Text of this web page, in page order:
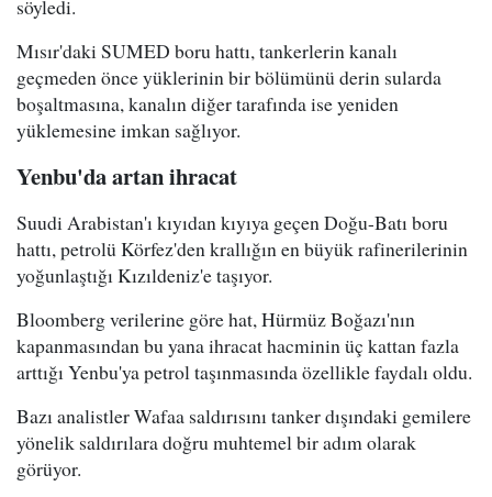
söyledi.
Mısır'daki SUMED boru hattı, tankerlerin kanalı
geçmeden önce yüklerinin bir bölümünü derin sularda
boşaltmasına, kanalın diğer tarafında ise yeniden
yüklemesine imkan sağlıyor.
Yenbu'da artan ihracat
Suudi Arabistan'ı kıyıdan kıyıya geçen Doğu-Batı boru
hattı, petrolü Körfez'den krallığın en büyük rafinerilerinin
yoğunlaştığı Kızıldeniz'e taşıyor.
Bloomberg verilerine göre hat, Hürmüz Boğazı'nın
kapanmasından bu yana ihracat hacminin üç kattan fazla
arttığı Yenbu'ya petrol taşınmasında özellikle faydalı oldu.
Bazı analistler Wafaa saldırısını tanker dışındaki gemilere
yönelik saldırılara doğru muhtemel bir adım olarak
görüyor.